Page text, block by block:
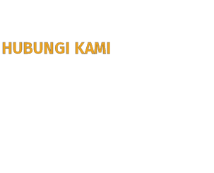
HUBUNGI KAMI